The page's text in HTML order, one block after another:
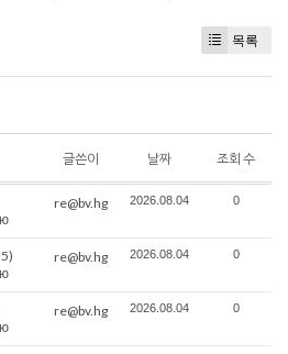
목록
글쓴이 날짜 조회 수
re@bv.hg 2026.08.04 0
re@bv.hg 2026.08.04 0
re@bv.hg 2026.08.04 0